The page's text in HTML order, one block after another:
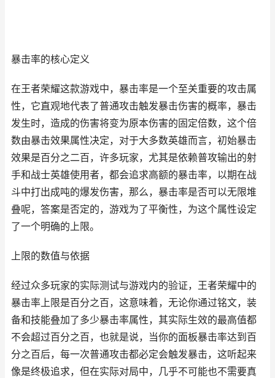
暴击率的核心定义
在王者荣耀这款游戏中，暴击率是一个至关重要的攻击属
性，它直观地代表了普通攻击触发暴击伤害的概率，暴击
发生时，造成的伤害将变为原本伤害的固定倍数，这个倍
数由暴击效果属性决定，对于大多数英雄而言，初始暴击
效果是百分之二百，许多玩家，尤其是依赖普攻输出的射
手和战士英雄使用者，都会追求高额的暴击率，以期在战
斗中打出成吨的爆发伤害，那么，暴击率是否可以无限堆
叠呢，答案是否定的，游戏为了平衡性，为这个属性设定
了一个明确的上限。
上限的数值与依据
经过众多玩家的实际测试与游戏内的验证，王者荣耀中的
暴击率上限是百分之百，这意味着，无论你通过铭文，装
备和技能叠加了多少暴击率属性，其实际生效的最高值都
不会超过百分之百，也就是说，当你的面板暴击率达到百
分之百后，每一次普通攻击都必定会触发暴击，这听起来
像是终极追求，但在实际对局中，几乎不可能也不需要真